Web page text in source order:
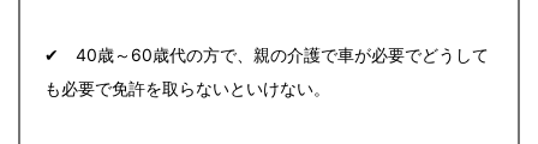
✔ 40歳～60歳代の方で、親の介護で車が必要でどうして
も必要で免許を取らないといけない。